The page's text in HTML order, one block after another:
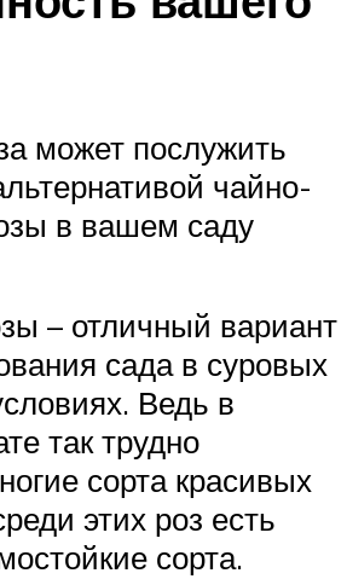
может послужить
чайно-
в вашем саду
– отличный вариант
сада в суровых
Ведь в
так трудно
сорта красивых
этих роз есть
сорта.